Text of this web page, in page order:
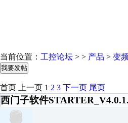
当前位置： 工控论坛 > > 产品 > 变
我要发帖
首页 上一页 1 2 3 下一页 尾页
西门子软件